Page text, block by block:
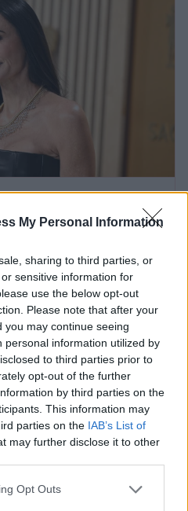
My Personal Information
sharing to third parties, or
sensitive information for
use the below opt-out
Please note that after your
may continue seeing
personal information utilized by
to third parties prior to
opt-out of the further
by third parties on the
This information may
parties on the IAB’s List of
may further disclose it to other
app uses one or more Google
Opt Outs
láttán nem
bomba
a
kritikusok által is elismert
arat hatalmas sikert.
egyik
tartják. Emellett az
pillanatok, és az
is betölti a mindennapjait.
az életében.